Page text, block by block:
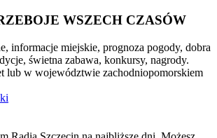
WSZECH CZASÓW
informacje miejskie, prognoza pogody, dobra
świetna zabawa, konkursy, nagrody.
lub w województwie zachodniopomorskiem